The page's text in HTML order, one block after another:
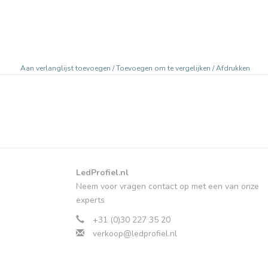
Aan verlanglijst toevoegen /Toevoegen om te vergelijken /Afdrukken
LedProfiel.nl
Neem voor vragen contact op met een van onze
experts
+31 (0)30 227 35 20
verkoop@ledprofiel.nl